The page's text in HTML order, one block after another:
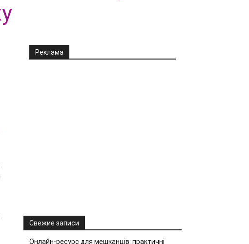
Реклама
Свежие записи
Онлайн-ресурс для мешканців: практичні